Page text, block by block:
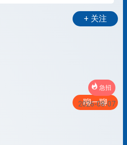
+ 关注
聊一聊
急招
2026-08-07